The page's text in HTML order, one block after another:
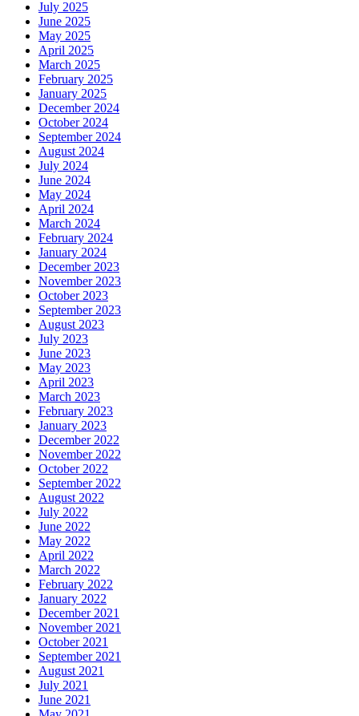
July 2025
June 2025
May 2025
April 2025
March 2025
February 2025
January 2025
December 2024
October 2024
September 2024
August 2024
July 2024
June 2024
May 2024
April 2024
March 2024
February 2024
January 2024
December 2023
November 2023
October 2023
September 2023
August 2023
July 2023
June 2023
May 2023
April 2023
March 2023
February 2023
January 2023
December 2022
November 2022
October 2022
September 2022
August 2022
July 2022
June 2022
May 2022
April 2022
March 2022
February 2022
January 2022
December 2021
November 2021
October 2021
September 2021
August 2021
July 2021
June 2021